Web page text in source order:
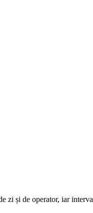
și de operator, iar